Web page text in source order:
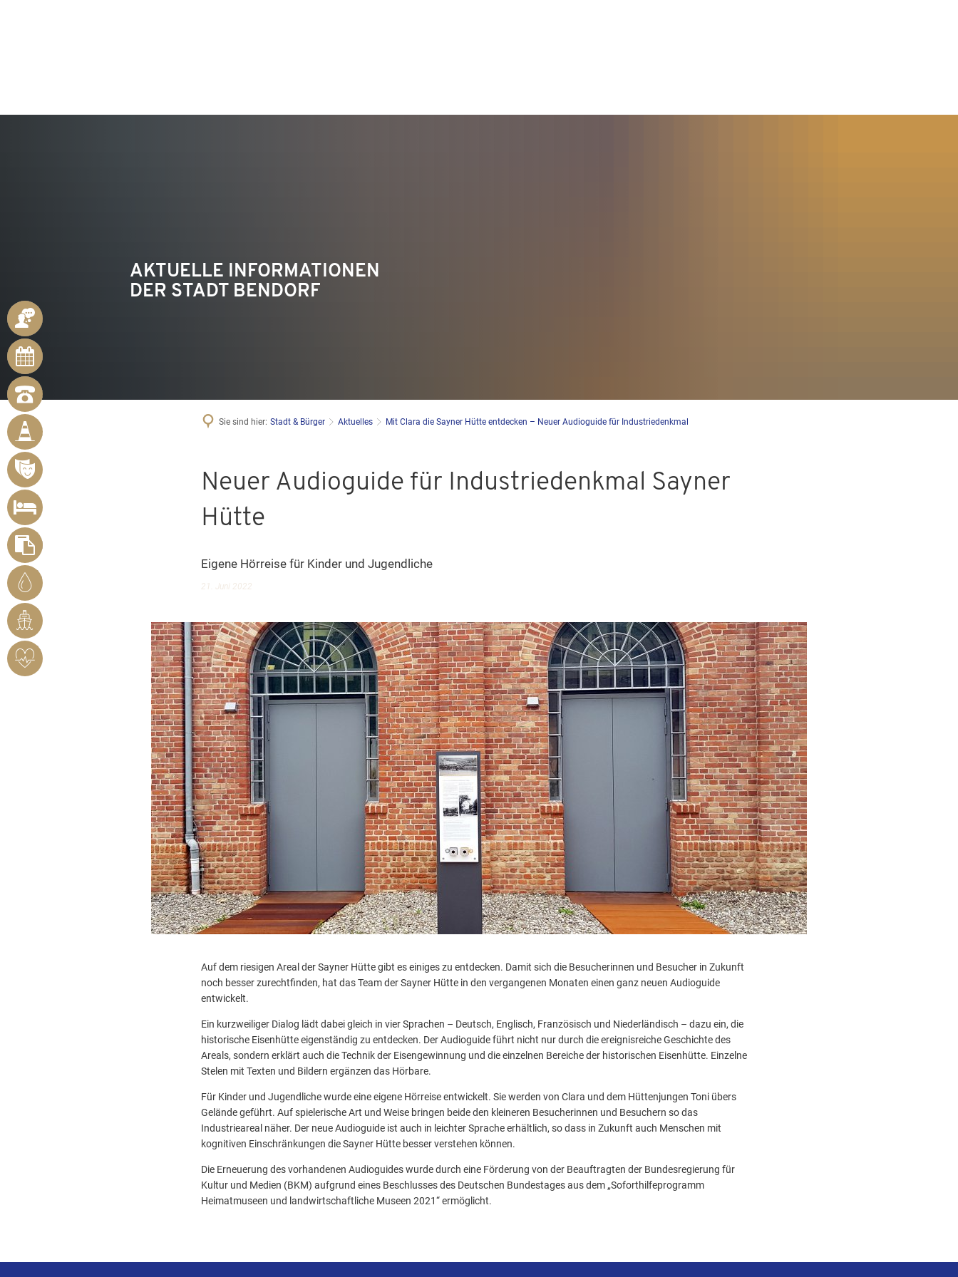
AKTUELLE INFORMATIONEN
DER STADT BENDORF
ANSPRECHPARTNER
ONLINE-
TERMINE
NOTRUFNUMMERN
BÜRGER
MELDEN
MÄNGEL
VERANSTALTUNGSÜBERSICHT
UNTERKUNFT
SUCHEN
FORMULARE
STADTWERKE
BENDORF
RHEINHAFEN
HERZSICHERES
BENDORF
Sie sind hier: Stadt & Bürger Aktuelles Mit Clara die Sayner Hütte entdecken – Neuer Audioguide für Industriedenkmal
Neuer Audioguide für Industriedenkmal Sayner
Hütte
Eigene Hörreise für Kinder und Jugendliche
21. Juni 2022
Auf dem riesigen Areal der Sayner Hütte gibt es einiges zu entdecken. Damit sich die Besucherinnen und Besucher in Zukunft
noch besser zurechtfinden, hat das Team der Sayner Hütte in den vergangenen Monaten einen ganz neuen Audioguide
entwickelt.
Ein kurzweiliger Dialog lädt dabei gleich in vier Sprachen – Deutsch, Englisch, Französisch und Niederländisch – dazu ein, die
historische Eisenhütte eigenständig zu entdecken. Der Audioguide führt nicht nur durch die ereignisreiche Geschichte des
Areals, sondern erklärt auch die Technik der Eisengewinnung und die einzelnen Bereiche der historischen Eisenhütte. Einzelne
Stelen mit Texten und Bildern ergänzen das Hörbare.
Für Kinder und Jugendliche wurde eine eigene Hörreise entwickelt. Sie werden von Clara und dem Hüttenjungen Toni übers
Gelände geführt. Auf spielerische Art und Weise bringen beide den kleineren Besucherinnen und Besuchern so das
Industrieareal näher. Der neue Audioguide ist auch in leichter Sprache erhältlich, so dass in Zukunft auch Menschen mit
kognitiven Einschränkungen die Sayner Hütte besser verstehen können.
Die Erneuerung des vorhandenen Audioguides wurde durch eine Förderung von der Beauftragten der Bundesregierung für
Kultur und Medien (BKM) aufgrund eines Beschlusses des Deutschen Bundestages aus dem „Soforthilfeprogramm
Heimatmuseen und landwirtschaftliche Museen 2021“ ermöglicht.